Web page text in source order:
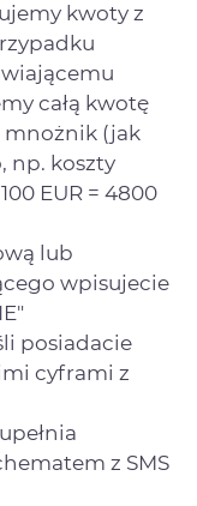
kwoty z
całą kwotę
mnożnik (jak
np. koszty
EUR = 4800
lub
wpisujecie
posiadacie
cyframi z
z SMS